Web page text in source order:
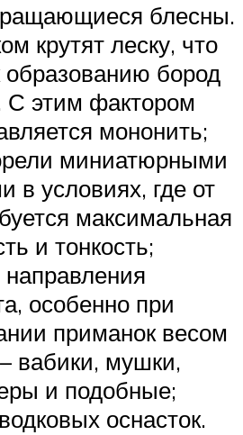
блесны.
крутят леску, что
образованию бород
С этим фактором
мононить;
миниатюрными
в условиях, где от
максимальная
и тонкость;
особенно при
приманок весом
вабики, мушки,
и подобные;
оснасток.